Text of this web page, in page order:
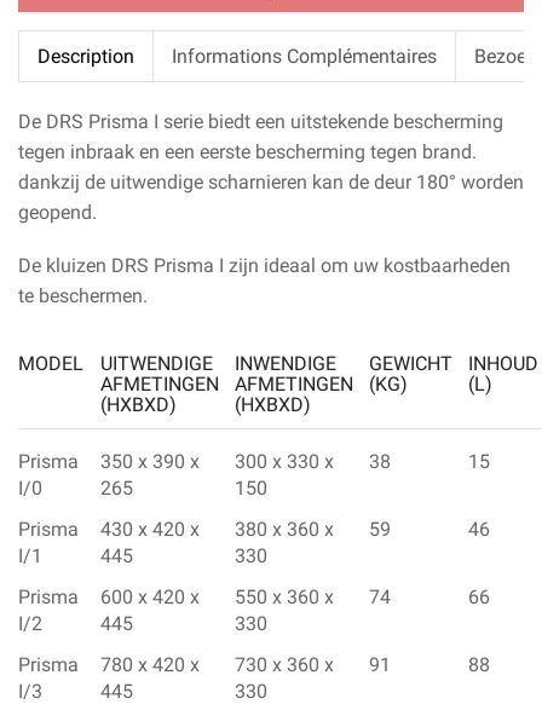
Description Informations Complémentaires
De DRS Prisma I serie biedt een uitstekende bescherming
tegen inbraak en een eerste bescherming tegen brand.
dankzij de uitwendige scharnieren kan de deur 180° worden
geopend.
De kluizen DRS Prisma I zijn ideaal om uw kostbaarheden
te beschermen.
MODEL
UITWENDIGE
AFMETINGEN
(HXBXD)
INWENDIGE
AFMETINGEN
(HXBXD)
GEWICHT
(KG)
INHOUD
(L)
Prisma
I/0
350 x 390 x
265
300 x 330 x
150
38 15
Prisma
I/1
430 x 420 x
445
380 x 360 x
330
59 46
Prisma
I/2
600 x 420 x
445
550 x 360 x
330
74 66
Prisma
I/3
780 x 420 x
445
730 x 360 x
330
91 88